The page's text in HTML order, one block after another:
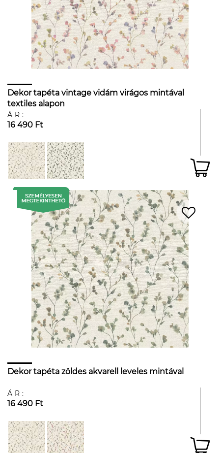
Dekor tapéta vintage vidám virágos mintával
textiles alapon
ÁR:
16 490 Ft
Dekor tapéta zöldes akvarell leveles mintával
ÁR:
16 490 Ft